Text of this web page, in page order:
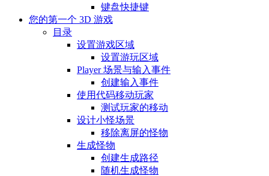
键盘快捷键
您的第一个 3D 游戏
目录
设置游戏区域
设置游玩区域
Player 场景与输入事件
创建输入事件
使用代码移动玩家
测试玩家的移动
设计小怪场景
移除离屏的怪物
生成怪物
创建生成路径
随机生成怪物